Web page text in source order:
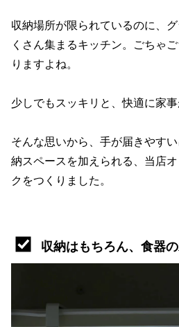
収納場所が限られているのに、
くさん集まるキッチン。ごちゃ
りますよね。
少しでもスッキリと、快適に家事
そんな思いから、手が届きやす
納スペースを加えられる、当店
クをつくりました。
収納はもちろん、食器